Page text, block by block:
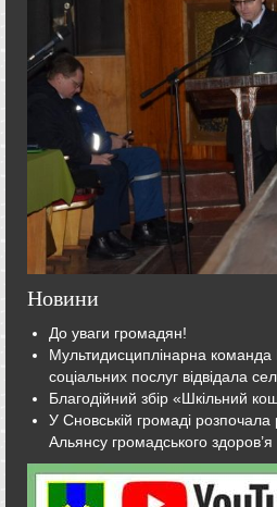
Новини
До уваги громадян!
Мультидисциплінарна
соціальних послуг відвідала
Благодійний збір «Шкільний
У Сновській громаді розпочала
Альянсу громадського здоров’я